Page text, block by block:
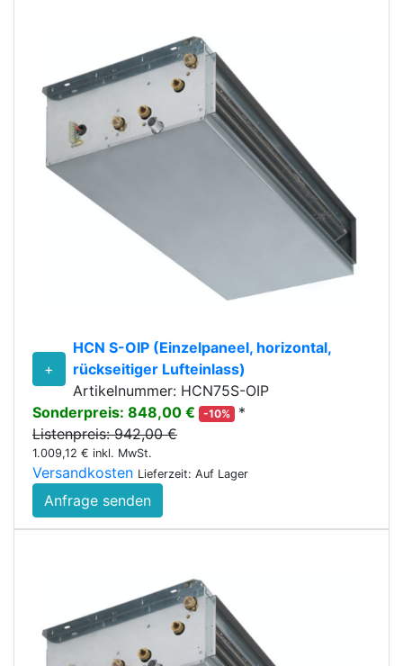
+
HCN S-OIP (Einzelpaneel, horizontal,
rückseitiger Lufteinlass)
Artikelnummer: HCN75S-OIP
Sonderpreis: 848,00 €
-10%
*
Listenpreis: 942,00 €
1.009,12 € inkl. MwSt.
Versandkosten Lieferzeit: Auf Lager
Anfrage senden